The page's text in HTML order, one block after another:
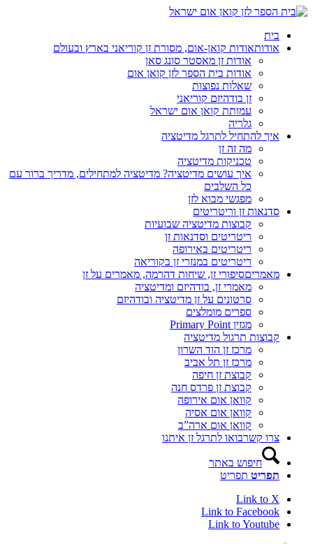
בית
אודותאודות קואן-אום, מסורת זן קוריאני בארץ ובעולם
אודות זן מאסטר סונג סאן
אודות בית הספר לזן קואן אום
שאלות נפוצות
זן בודהיזם קוריאני
עמותת קואן אום ישראל
גלריה
איך להתחיל לתרגל מדיטציה
מה זה זן
טכניקות מדיטציה
איך עושים מדיטציה? מדיטציה למתחילים, מדריך ברור עם
כל השלבים
מפגשי מבוא לזן
סדנאות זן וריטריטים
קבוצות מדיטציה שבועיות
ריטריטים וסדנאות זן
ריטריטים באירופה
ריטריטים במנזרי זן בקוריאה
מאמריםסיפורי זן, שיחות דהרמה, מאמרים על זן
מאמרי זן, בודהיזם ומדיטציה
סרטונים על זן מדיטציה ובודהיזם
ספרים מומלצים
מגזין Primary Point
קבוצות תרגול מדיטציה
מרכז זן הוד השרון
מרכז זן תל אביב
קבוצת זן חיפה
קבוצת זן פרדס חנה
קוואן אום אירופה
קוואן אום אסיה
קוואן אום ארה”ב
צרו קשרבואו לתרגל זן איתנו
חיפוש באתר
תפריט תפריט
Link to X
Link to Facebook
Link to Youtube